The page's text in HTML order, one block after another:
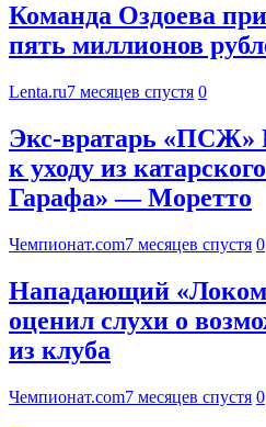
Команда Оздоева
пять миллионов
Lenta.ru7 месяцев спустя 0
Экс-вратарь «ПСЖ»
к уходу из
Гарафа» — Моретто
Чемпионат.com7 месяцев спустя 0
Нападающий
оценил слухи о
из клуба
Чемпионат.com7 месяцев спустя 0